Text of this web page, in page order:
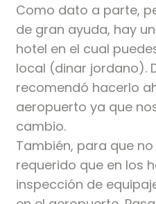
Como dato a parte,
de gran ayuda, hay
hotel en el cual
local (dinar jordano).
recomendó hacerlo
aeropuerto ya que
cambio.
También, para que
requerido que en los
inspección de